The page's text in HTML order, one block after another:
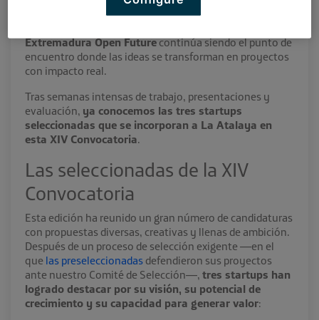
Extremadura Open Futurecontinúa siendo el punto de
encuentro donde las ideas se transforman en proyectos
con impacto real.
Tras semanas intensas de trabajo, presentaciones y
evaluación, ya conocemos las tres startups
seleccionadas que se incorporan a La Atalaya en
esta XIV Convocatoria.
Las seleccionadas de la XIV
Convocatoria
Esta edición ha reunido un gran número de candidaturas
con propuestas diversas, creativas y llenas de ambición.
Después de un proceso de selección exigente —en el
que las preseleccionadas defendieron sus proyectos
ante nuestro Comité de Selección—, tres startups han
logrado destacar por su visión, su potencial de
crecimiento y su capacidad para generar valor: